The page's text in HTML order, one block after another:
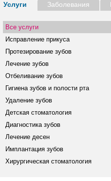
Услуги Заболевания
Все услуги
Исправление прикуса
Протезирование зубов
Лечение зубов
Отбеливание зубов
Гигиена зубов и полости рта
Удаление зубов
Детская стоматология
Диагностика зубов
Лечение десен
Имплантация зубов
Хирургическая стоматология